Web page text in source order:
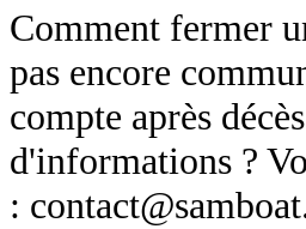
Comment fermer
pas encore
compte après
d'informations ?
: